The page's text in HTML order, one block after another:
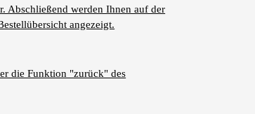
Abschließend werden Ihnen auf der
angezeigt.
die Funktion "zurück" des